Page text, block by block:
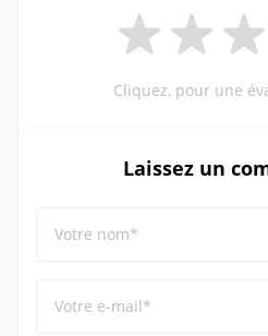
Cliquez, pour une
Laissez un
Votre nom*
Votre e-mail*